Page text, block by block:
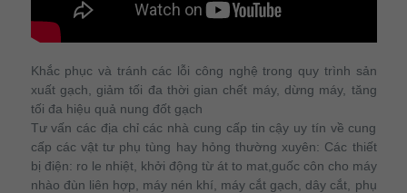
Khắc phục và tránh các lỗi công nghệ trong quy trình sản
xuất gạch, giảm tối đa thời gian chết máy, dừng máy, tăng
tối đa hiệu quả nung đốt gạch
Tư vấn các địa chỉ các nhà cung cấp tin cậy uy tín về cung
cấp các vật tư phụ tùng hay hỏng thường xuyên: Các thiết
bị điện: ro le nhiệt, khởi động từ át to mat,guốc côn cho máy
nhào đùn liên hợp, máy nén khí, máy cắt gạch, dây cắt, phụ